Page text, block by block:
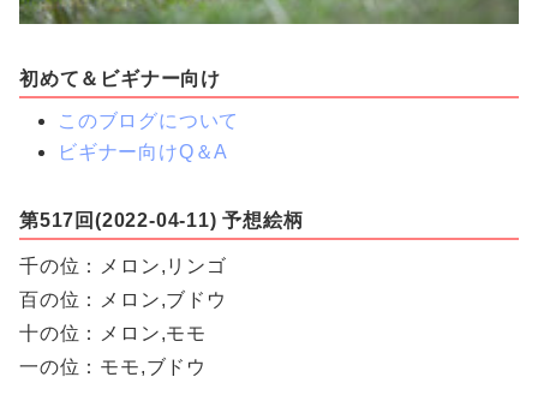
初めて＆ビギナー向け
このブログについて
ビギナー向けQ＆A
第517回(2022-04-11) 予想絵柄
千の位：メロン,リンゴ
百の位：メロン,ブドウ
十の位：メロン,モモ
一の位：モモ,ブドウ